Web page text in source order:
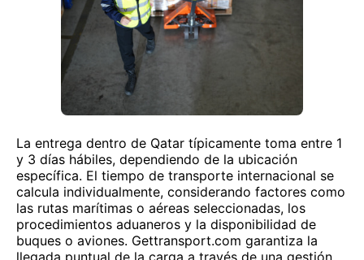
La entrega dentro de Qatar típicamente toma entre 1
y 3 días hábiles, dependiendo de la ubicación
específica. El tiempo de transporte internacional se
calcula individualmente, considerando factores como
las rutas marítimas o aéreas seleccionadas, los
procedimientos aduaneros y la disponibilidad de
buques o aviones. Gettransport.com garantiza la
llegada puntual de la carga a través de una gestión